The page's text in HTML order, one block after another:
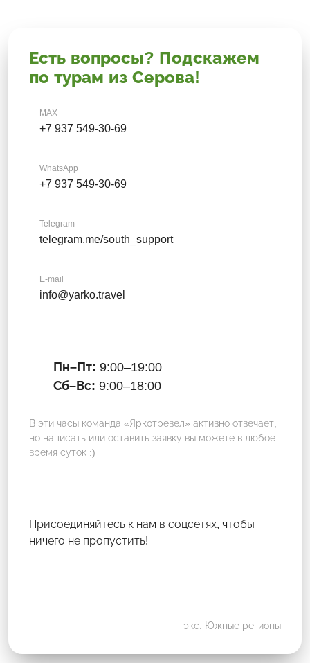
Есть вопросы? Подскажем
по турам из Серова!
MAX
+7 937 549-30-69
WhatsApp
+7 937 549-30-69
Telegram
telegram.me/south_support
E-mail
info@yarko.travel
Пн–Пт: 9:00–19:00
Сб–Вс: 9:00–18:00
В эти часы команда «Яркотревел» активно отвечает,
но написать или оставить заявку вы можете в любое
время суток :)
Присоединяйтесь к нам в соцсетях, чтобы
ничего не пропустить!
экс. Южные регионы